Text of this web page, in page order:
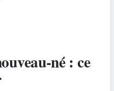
né : ce